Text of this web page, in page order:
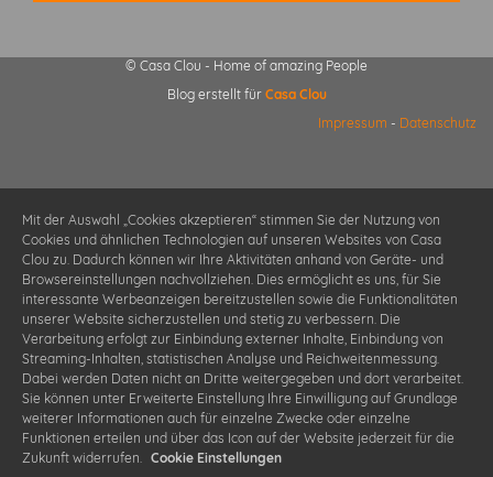
© Casa Clou - Home of amazing People
Blog erstellt fürCasa Clou
Impressum - Datenschutz
Mit der Auswahl „Cookies akzeptieren“ stimmen Sie der Nutzung von
Cookies und ähnlichen Technologien auf unseren Websites von Casa
Clou zu. Dadurch können wir Ihre Aktivitäten anhand von Geräte- und
Browsereinstellungen nachvollziehen. Dies ermöglicht es uns, für Sie
interessante Werbeanzeigen bereitzustellen sowie die Funktionalitäten
unserer Website sicherzustellen und stetig zu verbessern. Die
Verarbeitung erfolgt zur Einbindung externer Inhalte, Einbindung von
Streaming-Inhalten, statistischen Analyse und Reichweitenmessung.
Dabei werden Daten nicht an Dritte weitergegeben und dort verarbeitet.
Sie können unter Erweiterte Einstellung Ihre Einwilligung auf Grundlage
weiterer Informationen auch für einzelne Zwecke oder einzelne
Funktionen erteilen und über das Icon auf der Website jederzeit für die
Zukunft widerrufen. Cookie Einstellungen